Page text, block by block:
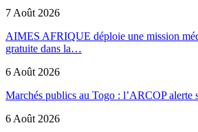
7 Août 2026
AIMES AFRIQUE déploie une mission
gratuite dans la…
6 Août 2026
Marchés publics au Togo : l’ARCOP alerte
6 Août 2026